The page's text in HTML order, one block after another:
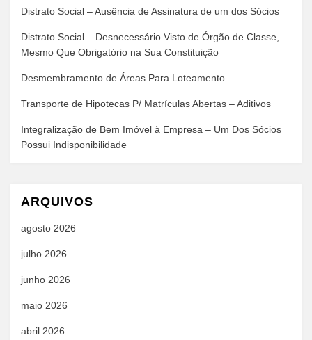
Distrato Social – Ausência de Assinatura de um dos Sócios
Distrato Social – Desnecessário Visto de Órgão de Classe,
Mesmo Que Obrigatório na Sua Constituição
Desmembramento de Áreas Para Loteamento
Transporte de Hipotecas P/ Matrículas Abertas – Aditivos
Integralização de Bem Imóvel à Empresa – Um Dos Sócios
Possui Indisponibilidade
ARQUIVOS
agosto 2026
julho 2026
junho 2026
maio 2026
abril 2026